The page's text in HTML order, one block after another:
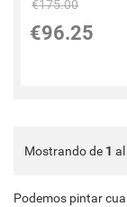
€175.00
€96.25
Mostrando de 1 al
Podemos pintar